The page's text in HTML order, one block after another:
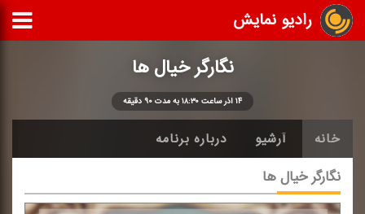
رادیو نمایش
نگارگر خیال ها
۱۴ آذر ساعت ۱۸:۳۰ به مدت ۹۰ دقیقه
خانه آرشیو درباره برنامه
نگارگر خیال ها